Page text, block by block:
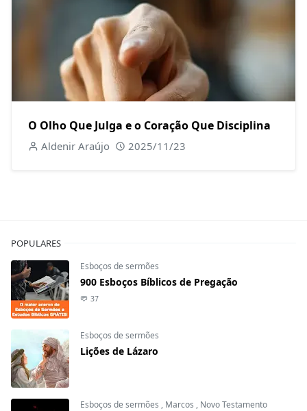
O Olho Que Julga e o Coração Que Disciplina
Aldenir Araújo 2025/11/23
POPULARES
Esboços de sermões
900 Esboços Bíblicos de Pregação
37
Esboços de sermões
Lições de Lázaro
Esboços de sermões , Marcos , Novo Testamento